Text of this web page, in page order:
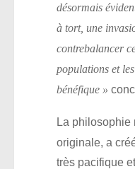
désormais
à tort, une
contrebalancer
populations et
bénéfique »
La philosophie
originale, a
très pacifique